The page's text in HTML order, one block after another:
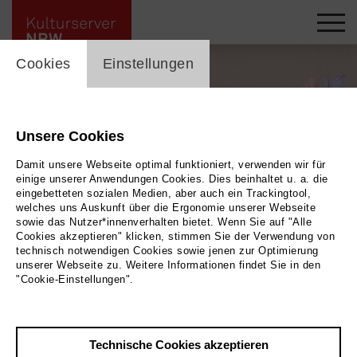
Märchen-Samstag|| Angebot der Schul- und Stadtteilbibliothek Heißen
cookie_layer
Cookies Einstellungen
Unsere Cookies
Damit unsere Webseite optimal funktioniert, verwenden wir für
einige unserer Anwendungen Cookies. Dies beinhaltet u. a. die
eingebetteten sozialen Medien, aber auch ein Trackingtool,
welches uns Auskunft über die Ergonomie unserer Webseite
sowie das Nutzer*innenverhalten bietet. Wenn Sie auf "Alle
Cookies akzeptieren" klicken, stimmen Sie der Verwendung von
technisch notwendigen Cookies sowie jenen zur Optimierung
unserer Webseite zu. Weitere Informationen findet Sie in den
"Cookie-Einstellungen".
Technische Cookies akzeptieren